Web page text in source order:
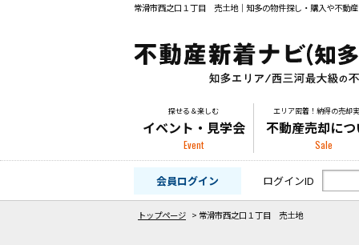
常滑市西之口１丁目 売土地｜知多の物件探し・購入や不動
探せる＆楽しむ
イベント・見学会
Event
エリア密着！納得の売却
不動産売却に
Sale
会員ログイン ログインID
トップページ > 常滑市西之口１丁目 売土地